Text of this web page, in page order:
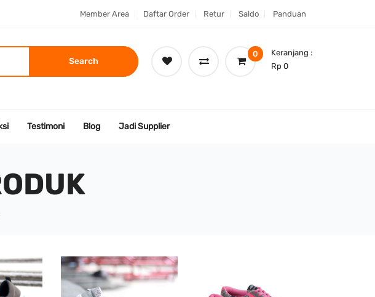
Member Area Daftar Order Retur Saldo Panduan
Search
0
Keranjang :
Rp 0
Testimoni Blog Jadi Supplier